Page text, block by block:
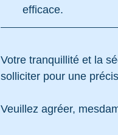
efficace.
Votre tranquillité et la
solliciter pour une
Veuillez agréer,